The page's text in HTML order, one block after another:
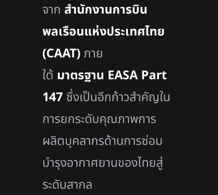
จาก สำนักงานการบิน
พลเรือนแห่งประเทศไทย
(CAAT)ภาย
ใต้ มาตรฐาน EASA Part
147 ซึ่งเป็นอีกก้าวสำคัญใน
การยกระดับคุณภาพการ
ผลิตบุคลากรด้านการซ่อม
บำรุงอากาศยานของไทยสู่
ระดับสากล